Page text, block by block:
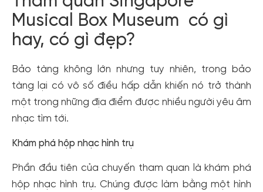
Musical Box Museum có gì
hay, có gì đẹp?
Bảo tàng không lớn nhưng tuy nhiên, trong bảo
tàng lại có vô số điều hấp dẫn khiến nó trở thành
một trong những địa điểm được nhiều người yêu âm
nhạc tìm tới.
Khám phá hộp nhạc hình trụ
Phần đầu tiên của chuyến tham quan là khám phá
hộp nhạc hình trụ. Chúng được làm bằng một hình